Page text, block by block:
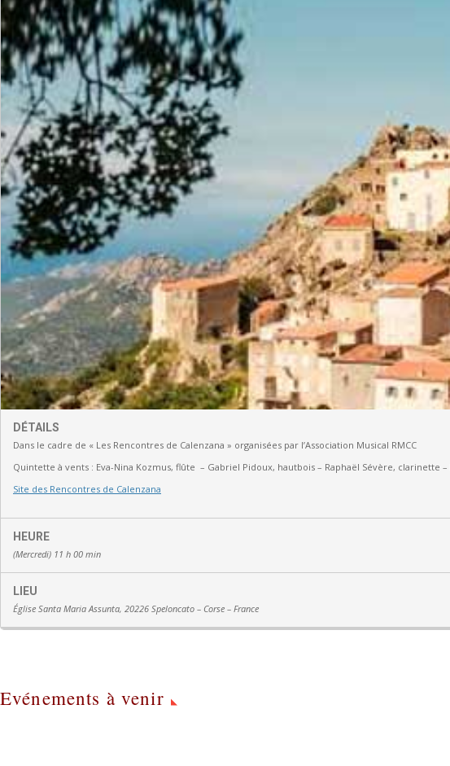
DÉTAILS
Dans le cadre de « Les Rencontres de Calenzana » organisées par l’Association Musical RMCC
Quintette à vents : Eva-Nina Kozmus, flûte – Gabriel Pidoux, hautbois – Raphaël Sévère, clarinette –
Site des Rencontres de Calenzana
HEURE
(Mercredi) 11 h 00 min
LIEU
Église Santa Maria Assunta, 20226 Speloncato – Corse – France
Evénements à venir